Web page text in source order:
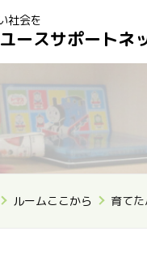
社会を
ースサポートネ
ルームここから 育て